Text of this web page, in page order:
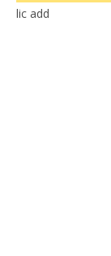
lic add